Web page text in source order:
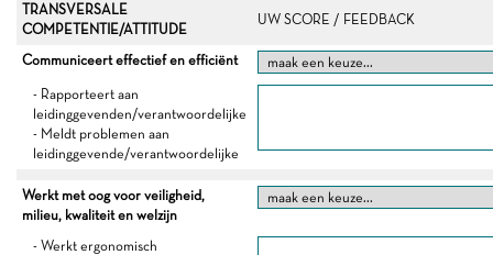
TRANSVERSALE
COMPETENTIE/ATTITUDE
UW SCORE / FEEDBACK
Communiceert effectief en efficiënt
- Rapporteert aan
leidinggevenden/verantwoordelijke
- Meldt problemen aan
leidinggevende/verantwoordelijke
Werkt met oog voor veiligheid,
milieu, kwaliteit en welzijn
- Werkt ergonomisch